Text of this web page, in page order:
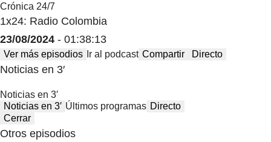
Crónica 24/7
1x24: Radio Colombia
23/08/2024 - 01:38:13
Ver más episodios Ir al podcast Compartir Directo
Noticias en 3′
Noticias en 3′
Noticias en 3′ Últimos programas Directo
Cerrar
Otros episodios